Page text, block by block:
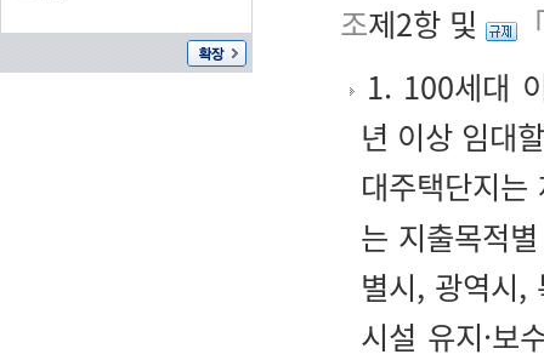
조제2항 및
1. 100세대
년 이상 임대
대주택단지
는 지출목적
별시, 광역시,
시설 유지·보